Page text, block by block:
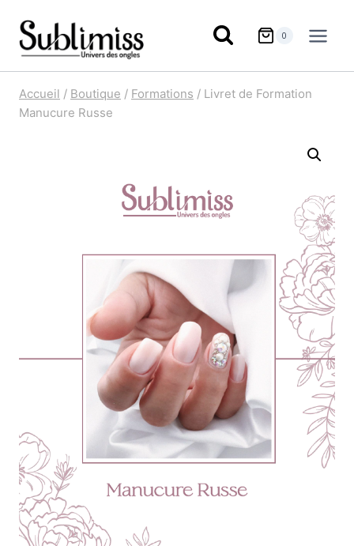
contenu
0
Accueil / Boutique / Formations / Livret de Formation
Manucure Russe